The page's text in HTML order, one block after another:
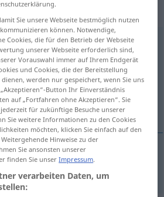
anklicken/antippen)
Sie unsere Webseite bestmöglich nutzen
können. Notwendige,
Cookies, die für den Betrieb der Webseite
unserer Webseite erforderlich sind,
Vorauswahl immer auf Ihrem Endgerät
und Cookies, die der Bereitstellung
werden nur gespeichert, wenn Sie uns
Button Ihr Einverständnis
auf „Fortfahren ohne Akzeptieren“. Sie
für zukünftige Besuche unserer
Sie weitere Informationen zu den Cookies
möchten, klicken Sie einfach auf den
Hinweise zu der
Sie ansonsten unserer
finden Sie unserImpressum.
verarbeiten Daten, um